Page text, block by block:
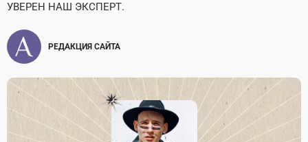
УВЕРЕН НАШ ЭКСПЕРТ.
РЕДАКЦИЯ САЙТА